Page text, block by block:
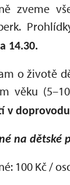
zveme
14.30.
o životě
věku
v
na dětské
100 Kč /